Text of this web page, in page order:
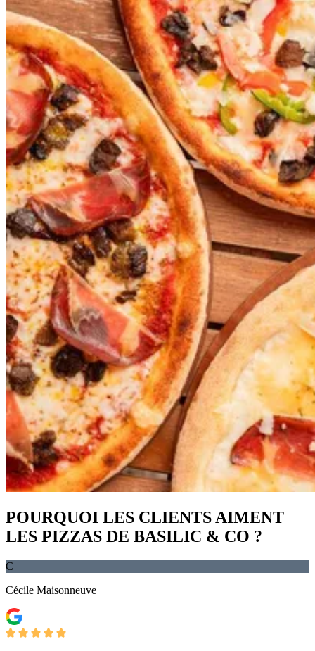
POURQUOI LES CLIENTS AIMENT
LES PIZZAS DE BASILIC & CO ?
C
Cécile Maisonneuve